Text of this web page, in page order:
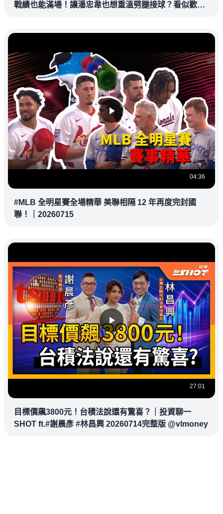
戰績也能滿場！讓潘忠韋也想重溫劈腿接球？看似歡樂
04:36
#MLB 全明星賽全場精華 美聯相隔 12 年再度完封國
聯！｜20260715
27:01
目標價飆3800元！台積法說還有驚喜？｜投資聊一
SHOT ft.#謝晨彥 #林昌興 20260714完整版 @vlmoney